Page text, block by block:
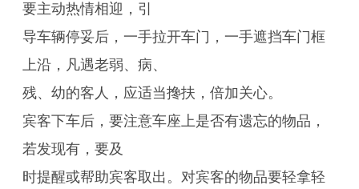
要主动热情相迎，引
导车辆停妥后，一手拉开车门，一手遮挡车门框
上沿，凡遇老弱、病、
残、幼的客人，应适当搀扶，倍加关心。
宾客下车后，要注意车座上是否有遗忘的物品，
若发现有，要及
时提醒或帮助宾客取出。对宾客的物品要轻拿轻